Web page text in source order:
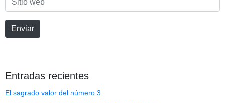
web
Enviar
Entradas recientes
El sagrado valor del número 3